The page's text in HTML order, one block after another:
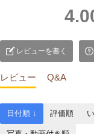
レビューを書く
レビュー Q&A
日付順 ↓ 評価順